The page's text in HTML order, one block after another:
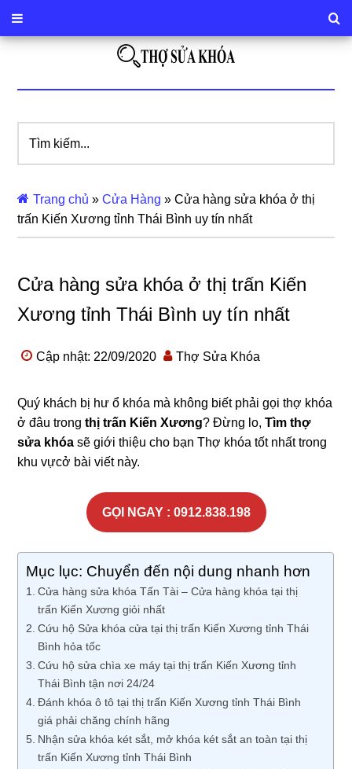
kiếm...
Trang chủ »Cửa Hàng »Cửa hàng sửa khóa ở thị
trấn Kiến Xương tỉnh Thái Bình uy tín nhất
Cửa hàng sửa khóa ở thị trấn Kiến
Xương tỉnh Thái Bình uy tín nhất
Cập nhật: 22/09/2020 Thợ Sửa Khóa
Quý khách bị hư ổ khóa mà không biết phải gọi thợ khóa
ở đâu trongthị trấn Kiến Xương? Đừng lo,Tìm thợ
sửa khóa sẽ giới thiệu cho bạn Thợ khóa tốt nhất trong
khu vựcở bài viết này.
GỌI NGAY : 0912.838.198
Mục lục: Chuyển đến nội dung nhanh hơn
Cửa hàng sửa khóa Tấn Tài – Cửa hàng khóa tại thị
trấn Kiến Xương giỏi nhất
Cứu hộ Sửa khóa cửa tại thị trấn Kiến Xương tỉnh Thái
Bình hỏa tốc
Cứu hộ sửa chìa xe máy tại thị trấn Kiến Xương tỉnh
Thái Bình tận nơi 24/24
Đánh khóa ô tô tại thị trấn Kiến Xương tỉnh Thái Bình
giá phải chăng chính hãng
Nhận sửa khóa két sắt, mở khóa két sắt an toàn tại thị
trấn Kiến Xương tỉnh Thái Bình